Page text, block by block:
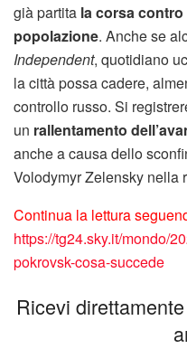
già partita la corsa
popolazione. Anche se
Independent, quotidiano
la città possa cadere,
controllo russo. Si
un rallentamento
anche a causa dello
Volodymyr Zelensky nella
Continua la lettura
https://tg24.sky.it/mondo/
pokrovsk-cosa-succede
Ricevi